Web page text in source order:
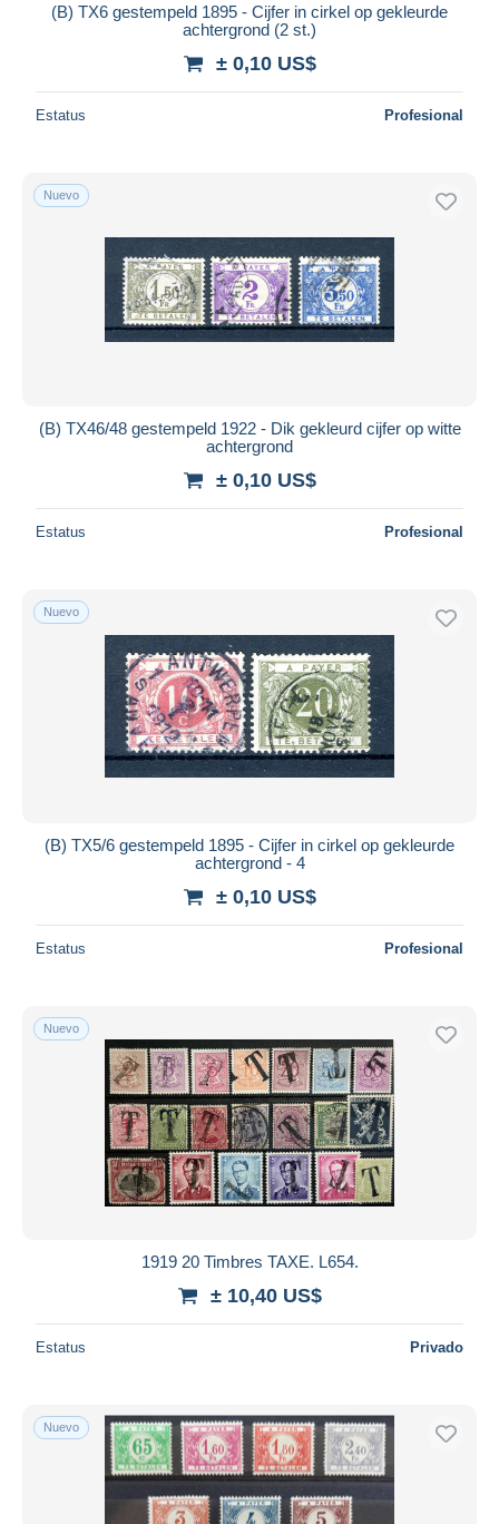
(B) TX6 gestempeld 1895 - Cijfer in cirkel op gekleurde
achtergrond (2 st.)
± 0,10 US$
Estatus Profesional
Nuevo
(B) TX46/48 gestempeld 1922 - Dik gekleurd cijfer op witte
achtergrond
± 0,10 US$
Estatus Profesional
Nuevo
(B) TX5/6 gestempeld 1895 - Cijfer in cirkel op gekleurde
achtergrond - 4
± 0,10 US$
Estatus Profesional
Nuevo
1919 20 Timbres TAXE. L654.
± 10,40 US$
Estatus Privado
Nuevo